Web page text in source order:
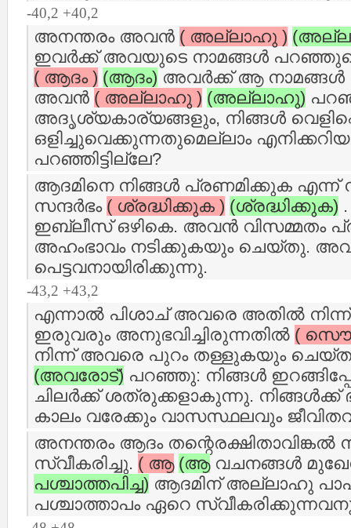
-40,2 +40,2
അനന്തരം അവന്‍ ( അല്ലാഹു )
ഇവര്‍ക്ക് അവയുടെ നാമങ്ങള്‍
( ആദം ) (ആദം) അവര്‍ക്ക് ആ
അവന്‍ ( അല്ലാഹു ) (അല്ലാഹു)
അദൃശ്യകാര്യങ്ങളും, നിങ്ങള്‍
ഒളിച്ചുവെക്കുന്നതുമെല്ലാം
പറഞ്ഞിട്ടില്ലേ?
ആദമിനെ നിങ്ങള്‍ പ്രണമിക്കുക എന്ന്
സന്ദര്‍ഭം ( ശ്രദ്ധിക്കുക ) (ശ്രദ്ധിക്കുക)
ഇബ്ലീസ് ഒഴികെ. അവന്‍ വിസമ്മതം
അഹംഭാവം നടിക്കുകയും ചെയ്തു.
പെട്ടവനായിരിക്കുന്നു.
-43,2 +43,2
എന്നാല്‍ പിശാച് അവരെ അതില്‍ നിന്ന്
ഇരുവരും അനുഭവിച്ചിരുന്നതില്‍ (
നിന്ന് അവരെ പുറം തള്ളുകയും
(അവരോട്‌) പറഞ്ഞു: നിങ്ങള്‍
ചിലര്‍ക്ക് ശത്രുക്കളാകുന്നു. നിങ്ങള്‍ക്ക്
കാലം വരേക്കും വാസസ്ഥലവും
അനന്തരം ആദം തന്റെരക്ഷിതാവിങ്കല്‍
സ്വീകരിച്ചു. ( ആ (ആവചനങ്ങള്‍
പശ്ചാത്തപിച്ച) ആദമിന് അല്ലാഹു
പശ്ചാത്താപം ഏറെ